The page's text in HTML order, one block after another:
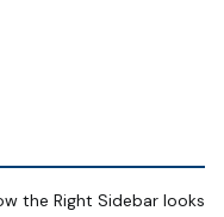
the Right Sidebar looks